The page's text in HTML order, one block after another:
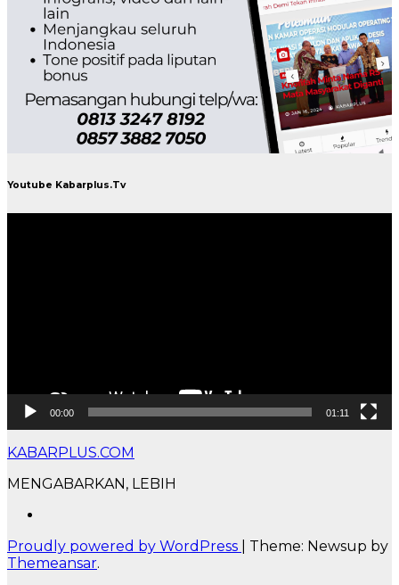
Youtube Kabarplus.Tv
00:00 01:11
KABARPLUS.COM
MENGABARKAN, LEBIH
Proudly powered by WordPress
Theme: Newsup by
Themeansar.